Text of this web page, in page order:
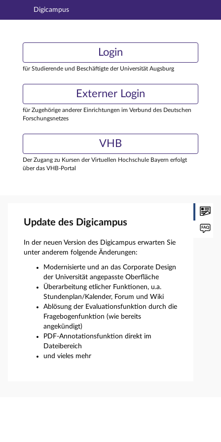
Hauptnavigation
Externer Login
Digicampus
Login
für Studierende und Beschäftigte der Universität Augsburg
Externer Login
für Zugehörige anderer Einrichtungen im Verbund des Deutschen
Forschungsnetzes
VHB
Der Zugang zu Kursen der Virtuellen Hochschule Bayern erfolgt
über das VHB-Portal
Update des Digicampus
In der neuen Version des Digicampus erwarten Sie
unter anderem folgende Änderungen:
Modernisierte und an das Corporate Design
der Universität angepasste Oberfläche
Überarbeitung etlicher Funktionen, u.a.
Stundenplan/Kalender, Forum und Wiki
Ablösung der Evaluationsfunktion durch die
Fragebogenfunktion (wie bereits
angekündigt)
PDF-Annotationsfunktion direkt im
Dateibereich
und vieles mehr